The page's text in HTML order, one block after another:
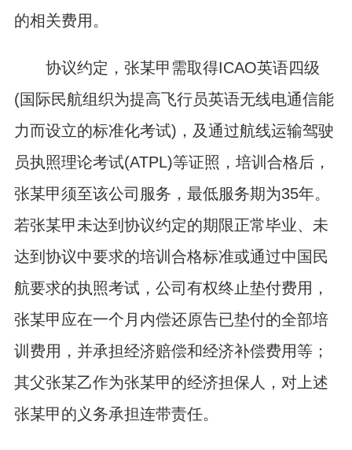
的相关费用。
协议约定，张某甲需取得ICAO英语四级
(国际民航组织为提高飞行员英语无线电通信能
力而设立的标准化考试)，及通过航线运输驾驶
员执照理论考试(ATPL)等证照，培训合格后，
张某甲须至该公司服务，最低服务期为35年。
若张某甲未达到协议约定的期限正常毕业、未
达到协议中要求的培训合格标准或通过中国民
航要求的执照考试，公司有权终止垫付费用，
张某甲应在一个月内偿还原告已垫付的全部培
训费用，并承担经济赔偿和经济补偿费用等；
其父张某乙作为张某甲的经济担保人，对上述
张某甲的义务承担连带责任。